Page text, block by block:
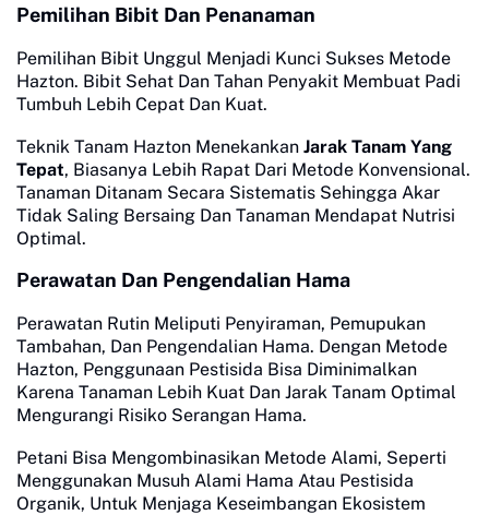
Pemilihan Bibit Dan Penanaman
Pemilihan Bibit Unggul Menjadi Kunci Sukses Metode
Hazton. Bibit Sehat Dan Tahan Penyakit Membuat Padi
Tumbuh Lebih Cepat Dan Kuat.
Teknik Tanam Hazton Menekankan Jarak Tanam Yang
Tepat, Biasanya Lebih Rapat Dari Metode Konvensional.
Tanaman Ditanam Secara Sistematis Sehingga Akar
Tidak Saling Bersaing Dan Tanaman Mendapat Nutrisi
Optimal.
Perawatan Dan Pengendalian Hama
Perawatan Rutin Meliputi Penyiraman, Pemupukan
Tambahan, Dan Pengendalian Hama. Dengan Metode
Hazton, Penggunaan Pestisida Bisa Diminimalkan
Karena Tanaman Lebih Kuat Dan Jarak Tanam Optimal
Mengurangi Risiko Serangan Hama.
Petani Bisa Mengombinasikan Metode Alami, Seperti
Menggunakan Musuh Alami Hama Atau Pestisida
Organik, Untuk Menjaga Keseimbangan Ekosistem